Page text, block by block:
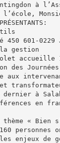
à
450 601-0229
gestion
accueille
des
aux
à
en
thème « Bien
personnes
enjeux de